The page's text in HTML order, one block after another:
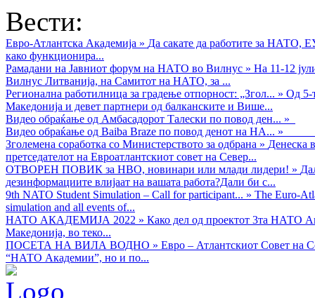
Вести:
Евро-Атлантска Академија » Да сакате да работите за НАТО,
како функционира...
Рамадани на Јавниот форум на НАТО во Вилнус » На 11-12
Вилнус Литванија, на Самитот на НАТО, за ...
Регионална работилница за градење отпорност: „Згол... » Од 5-
Македонија и девет партнери од балканските и Више...
Видео обраќањe од Амбасадорот Талески по повод ден... »
Видео обраќање од Baiba Braze по повод денот на НА... »
Зголемена соработка со Министерството за одбрана » Денеска
претседателот на Евроатлантскиот совет на Север...
ОТВОРЕН ПОВИК за НВО, новинари или млади лидери! »
дезинформациите влијаат на вашата работа?Дали би с...
9th NATO Student Simulation – Call for participant... » The Euro-
simulation and all events of...
НАТО АКАДЕМИЈА 2022 » Како дел од проектот 3та НАТО
Македонија, во теко...
ПОСЕТА НА ВИЛА ВОДНО » Евро – Атлантскиот Совет на
“НАТО Академии”, но и по...